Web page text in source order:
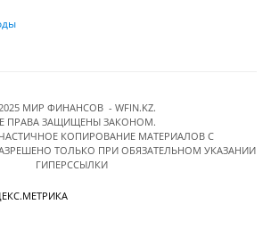
МИР ФИНАНСОВ - WFIN.KZ.
ПРАВА ЗАЩИЩЕНЫ ЗАКОНОМ.
КОПИРОВАНИЕ МАТЕРИАЛОВ C
ТОЛЬКО ПРИ ОБЯЗАТЕЛЬНОМ УКАЗАНИИ
ГИПЕРССЫЛКИ